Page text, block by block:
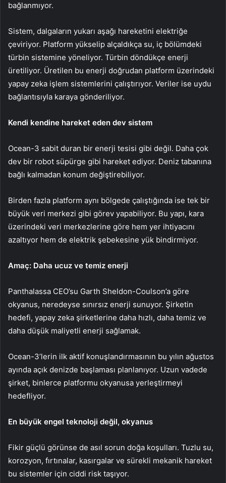
bağlanmıyor.
Sistem, dalgaların yukarı aşağı hareketini elektriğe
çeviriyor. Platform yükselip alçaldıkça su, iç bölümdeki
türbin sistemine yöneliyor. Türbin döndükçe enerji
üretiliyor. Üretilen bu enerji doğrudan platform üzerindeki
yapay zeka işlem sistemlerini çalıştırıyor. Veriler ise uydu
bağlantısıyla karaya gönderiliyor.
Kendi kendine hareket eden dev sistem
Ocean-3 sabit duran bir enerji tesisi gibi değil. Daha çok
dev bir robot süpürge gibi hareket ediyor. Deniz tabanına
bağlı kalmadan konum değiştirebiliyor.
Birden fazla platform aynı bölgede çalıştığında ise tek bir
büyük veri merkezi gibi görev yapabiliyor. Bu yapı, kara
üzerindeki veri merkezlerine göre hem yer ihtiyacını
azaltıyor hem de elektrik şebekesine yük bindirmiyor.
Amaç: Daha ucuz ve temiz enerji
Panthalassa CEO’su Garth Sheldon-Coulson’a göre
okyanus, neredeyse sınırsız enerji sunuyor. Şirketin
hedefi, yapay zeka şirketlerine daha hızlı, daha temiz ve
daha düşük maliyetli enerji sağlamak.
Ocean-3’lerin ilk aktif konuşlandırmasının bu yılın ağustos
ayında açık denizde başlaması planlanıyor. Uzun vadede
şirket, binlerce platformu okyanusa yerleştirmeyi
hedefliyor.
En büyük engel teknoloji değil, okyanus
Fikir güçlü görünse de asıl sorun doğa koşulları. Tuzlu su,
korozyon, fırtınalar, kasırgalar ve sürekli mekanik hareket
bu sistemler için ciddi risk taşıyor.